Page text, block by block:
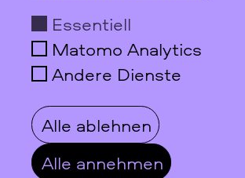
Scharnweberstraße 31
+49 30 95 61 26 78
info@ffbiz.de
Essentiell
Matomo Analytics
Andere Dienste
Alle ablehnen
Alle annehmen